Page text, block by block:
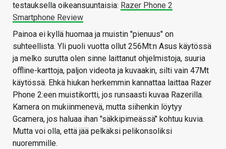
testauksella oikeansuuntaisia: Razer Phone 2
Smartphone Review
Painoa ei kyllä huomaa ja muistin "pienuus" on
suhteellista. Yli puoli vuotta ollut 256Mt:n Asus käytössä
ja melko surutta olen sinne laittanut ohjelmistoja, suuria
offline-karttoja, paljon videota ja kuvaakin, silti vain 47Mt
käytössä. Ehkä hiukan herkemmin kannattaa laittaa Razer
Phone 2:een muistikortti, jos runsaasti kuvaa Razerilla.
Kamera on mukiinmenevä, mutta siihenkin löytyy
Gcamera, jos haluaa ihan "säkkipimeässä" kohtuu kuvia.
Mutta voi olla, että jää pelkäksi pelikonsoliksi
nuoremmille.